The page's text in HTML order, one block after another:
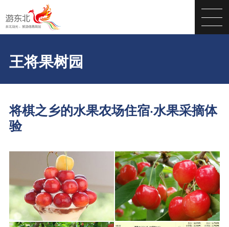
王将果树园
将棋之乡的水果农场住宿·水果采摘体
验